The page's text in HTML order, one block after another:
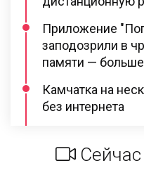
Приложение
заподозрили в
памяти — больше
Камчатка на
без интернета